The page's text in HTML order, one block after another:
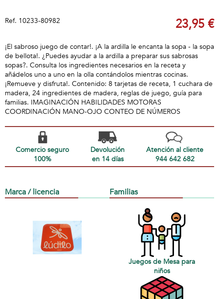
Ref. 10233-80982 23,95 €
¡El sabroso juego de contar!. ¡A la ardilla le encanta la sopa - la sopa
de bellota!. ¿Puedes ayudar a la ardilla a preparar sus sabrosas
sopas?. Consulta los ingredientes necesarios en la receta y
añádelos uno a uno en la olla contándolos mientras cocinas.
¡Remueve y disfruta!. Contenido: 8 tarjetas de receta, 1 cuchara de
madera, 24 ingredientes de madera, reglas de juego, guía para
familias. IMAGINACIÓN HABILIDADES MOTORAS
COORDINACIÓN MANO-OJO CONTEO DE NÚMEROS
Comercio seguro
100%
Devolución
en 14 días
Atención al cliente
944 642 682
Marca / licencia Familias
Juegos de Mesa para
niños